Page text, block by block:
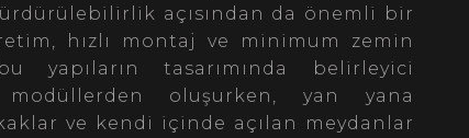
açısından da önemli bir
hızlı montaj ve minimum zemin
tasarımında belirleyici
modüllerden oluşurken, yan yana
ve kendi içinde açılan meydanlar